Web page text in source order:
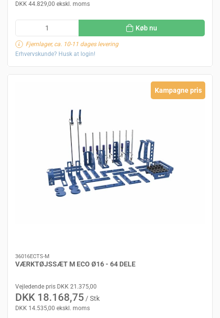
DKK 44.829,00 ekskl. moms
Køb nu
Fjernlager, ca. 10-11 dages levering
Erhvervskunde? Husk at login!
Kampagne pris
36016ECTS-M
VÆRKTØJSSÆT M ECO Ø16 - 64 DELE
Vejledende pris DKK 21.375,00
DKK 18.168,75 / Stk
DKK 14.535,00 ekskl. moms